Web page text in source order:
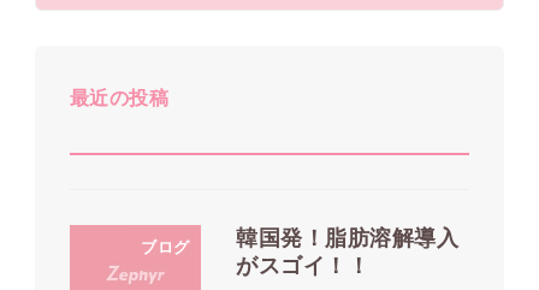
最近の投稿
ブログ
韓国発！脂肪溶解導入
がスゴイ！！